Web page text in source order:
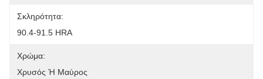
Σκληρότητα:
90.4-91.5 HRA
Χρώμα:
Χρυσός Ή Μαύρος